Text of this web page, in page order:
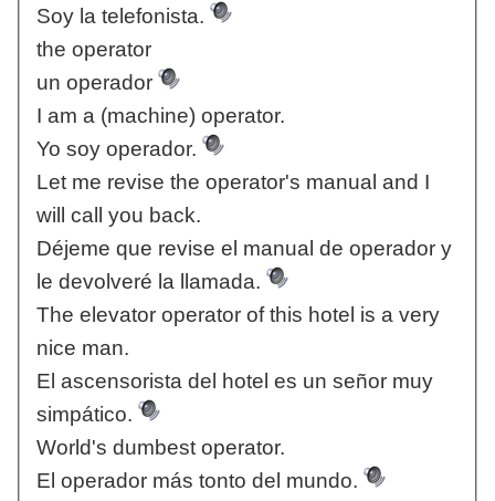
Soy la telefonista.
the operator
un operador
I am a (machine) operator.
Yo soy operador.
Let me revise the operator's manual and I
will call you back.
Déjeme que revise el manual de operador y
le devolveré la llamada.
The elevator operator of this hotel is a very
nice man.
El ascensorista del hotel es un señor muy
simpático.
World's dumbest operator.
El operador más tonto del mundo.